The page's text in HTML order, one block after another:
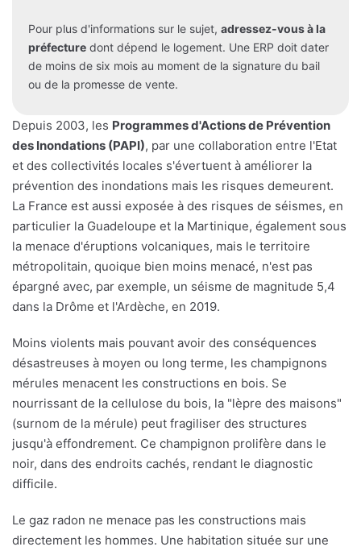
Pour plus d'informations sur le sujet, adressez-vous à la
préfecture dont dépend le logement. Une ERP doit dater
de moins de six mois au moment de la signature du bail
ou de la promesse de vente.
Depuis 2003, les Programmes d'Actions de Prévention
des Inondations (PAPI), par une collaboration entre l'Etat
et des collectivités locales s'évertuent à améliorer la
prévention des inondations mais les risques demeurent.
La France est aussi exposée à des risques de séismes, en
particulier la Guadeloupe et la Martinique, également sous
la menace d'éruptions volcaniques, mais le territoire
métropolitain, quoique bien moins menacé, n'est pas
épargné avec, par exemple, un séisme de magnitude 5,4
dans la Drôme et l'Ardèche, en 2019.
Moins violents mais pouvant avoir des conséquences
désastreuses à moyen ou long terme, les champignons
mérules menacent les constructions en bois. Se
nourrissant de la cellulose du bois, la "lèpre des maisons"
(surnom de la mérule) peut fragiliser des structures
jusqu'à effondrement. Ce champignon prolifère dans le
noir, dans des endroits cachés, rendant le diagnostic
difficile.
Le gaz radon ne menace pas les constructions mais
directement les hommes. Une habitation située sur une